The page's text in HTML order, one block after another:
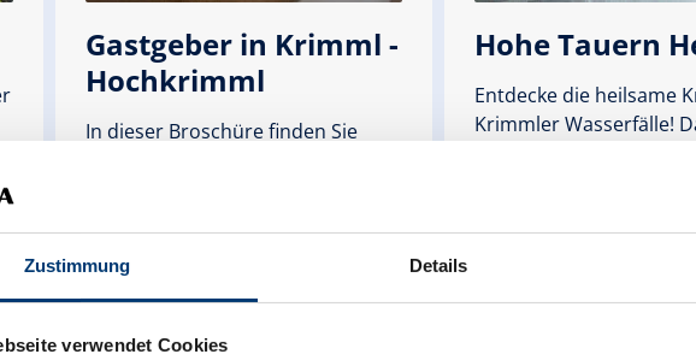
Zustimmung Details
verwendet Cookies
Gastgeber in Krimml -
Hochkrimml
In dieser Broschüre finden Sie
Ferienwohnungen und
Ferienhäuser.
Hohe Tauern
Entdecke die heilsame
Krimmler Wasserfälle!
Allergien lindern kann.
Natur und